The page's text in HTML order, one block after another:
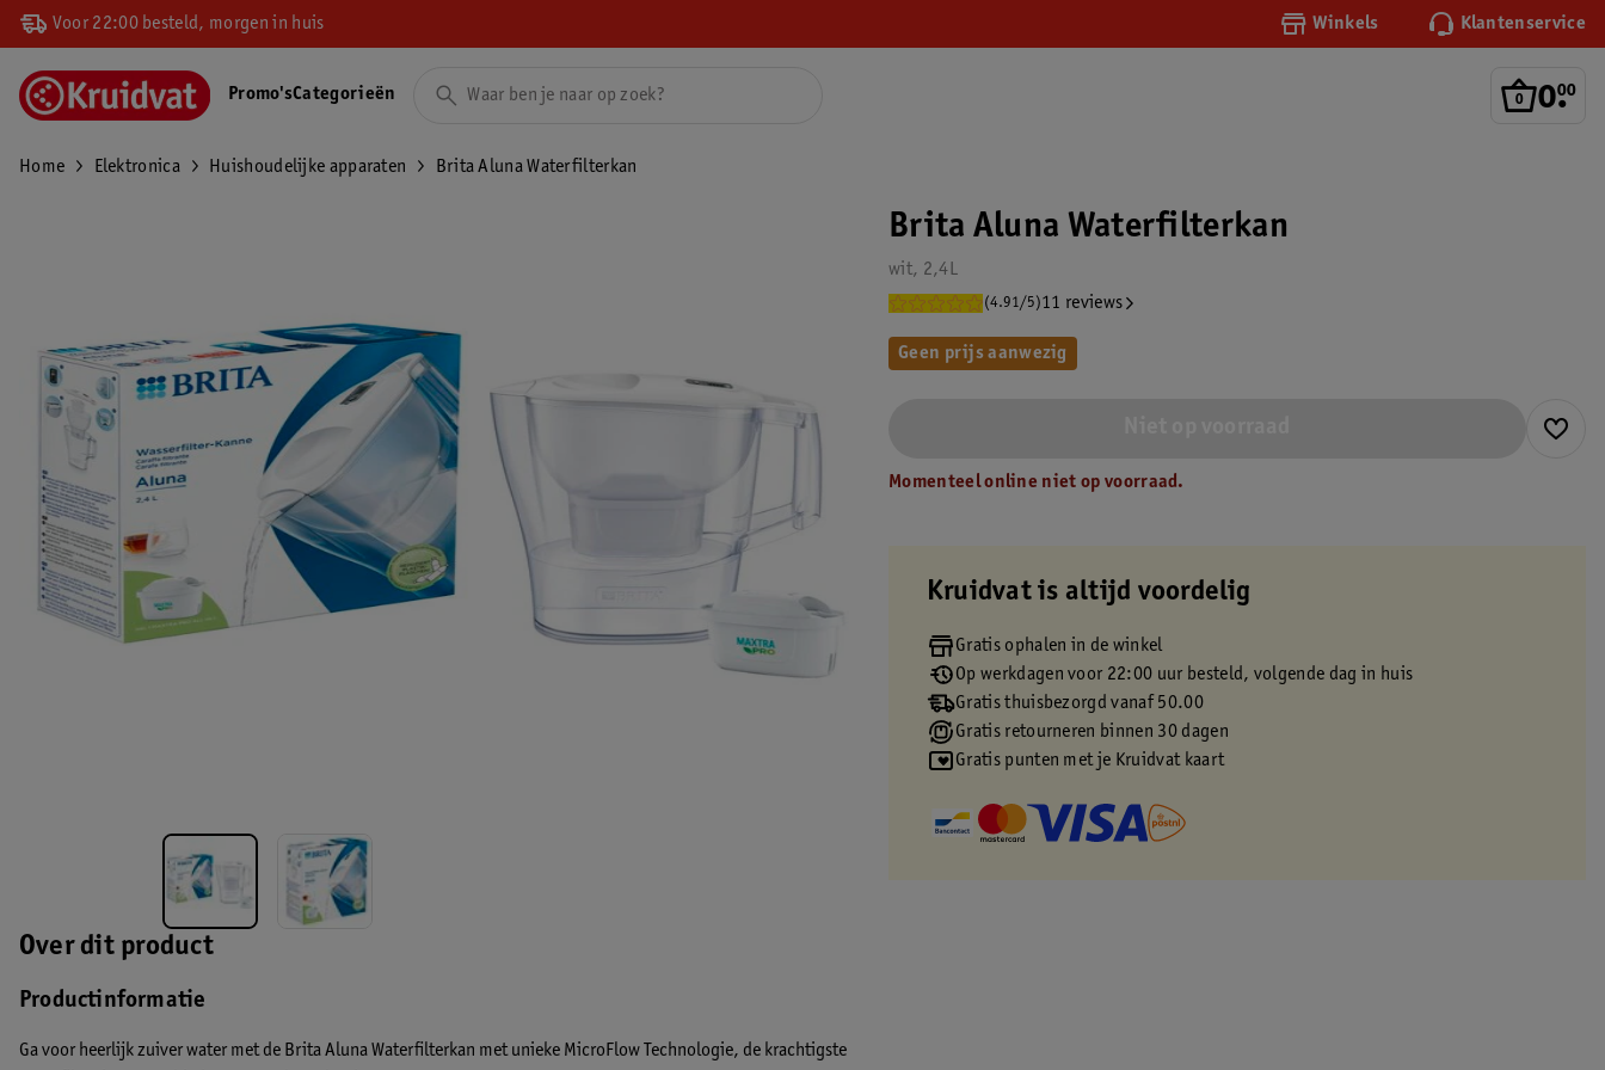
Voor 22:00 besteld, morgen in huis Winkels Klantenservice
0.
00
Promo'sCategorieën
Home Elektronica Huishoudelijke apparaten Brita Aluna Waterfilterkan
Over dit product
Productinformatie
Ga voor heerlijk zuiver water met de Brita Aluna Waterfilterkan met unieke MicroFlow Technologie, de krachtigste
Brita Aluna Waterfilterkan
wit, 2,4L
(4.91/5)11 reviews
Geen prijs aanwezig
Momenteel online niet op voorraad.
Kruidvat is altijd voordelig
Gratis ophalen in de winkel
Op werkdagen voor 22:00 uur besteld, volgende dag in huis
Gratis thuisbezorgd vanaf 50.00
Gratis retourneren binnen 30 dagen
Gratis punten met je Kruidvat kaart